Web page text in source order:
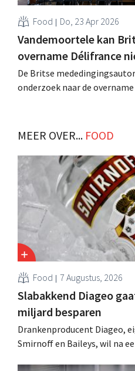
Food Do, 23 Apr 2026
Vandemoortele kan
overname Délifrance
De Britse
onderzoek naar de
fabrieken te verkopen, maar
koper gevonden. .
MEER OVER... FOOD
Food 7 Augustus, 2026
Slabakkend Diageo
miljard besparen
Drankenproducent Diageo,
Smirnoff en Baileys, wil na